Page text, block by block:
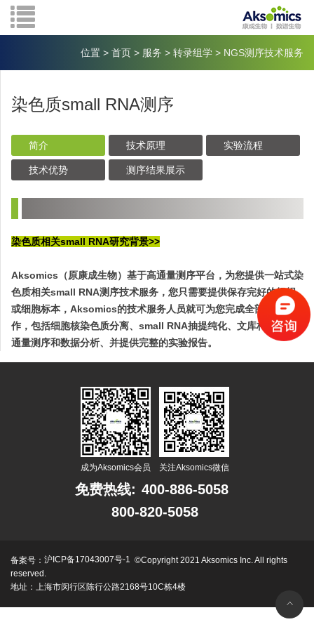
位置 > 首页 > 服务 > 转录组学 > NGS测序技术服务
染色质small RNA测序
简介 技术原理 实验流程
技术优势 测序结果展示
染色质相关small RNA研究背景>>
Aksomics（原康成生物）基于高通量测序平台，为您提供一站式染
色质相关small RNA测序技术服务，您只需要提供保存完好的组织
或细胞标本，Aksomics的技术服务人员就可为您完成全部实验操
作，包括细胞核染色质分离、small RNA抽提纯化、文库构建、高
通量测序和数据分析、并提供完整的实验报告。
成为Aksomics会员 关注Aksomics微信
免费热线: 400-886-5058
800-820-5058
备案号： 沪ICP备17043007号-1 ©Copyright 2021 Aksomics Inc. All rights
reserved.
地址：上海市闵行区陈行公路2168号10C栋4楼